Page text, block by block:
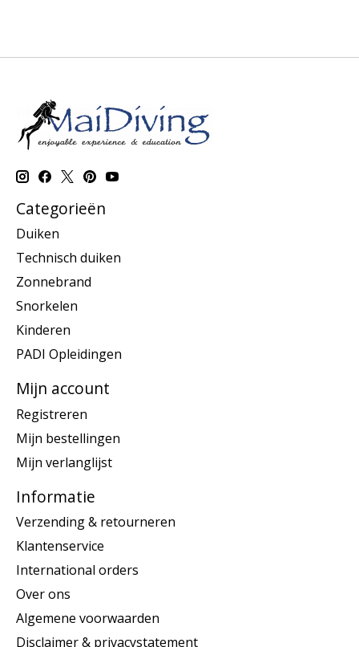
Categorieën
Duiken
Technisch duiken
Zonnebrand
Snorkelen
Kinderen
PADI Opleidingen
Mijn account
Registreren
Mijn bestellingen
Mijn verlanglijst
Informatie
Verzending & retourneren
Klantenservice
International orders
Over ons
Algemene voorwaarden
Disclaimer & privacystatement